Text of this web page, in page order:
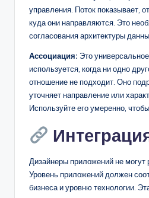
управления. Поток показывает,
куда они направляются. Это
согласования архитектуры
Ассоциация: Это
используется, когда ни одно
отношение не подходит. Оно
уточняет направление или
Используйте его умеренно,
Дизайнеры приложений не могут
Уровень приложений должен
бизнеса и уровню технологии.